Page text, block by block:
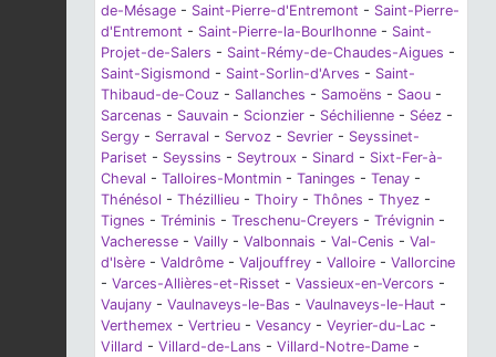
de-Mésage - Saint-Pierre-d'Entremont - Saint-Pierre-
d'Entremont - Saint-Pierre-la-Bourlhonne - Saint-
Projet-de-Salers - Saint-Rémy-de-Chaudes-Aigues -
Saint-Sigismond - Saint-Sorlin-d'Arves - Saint-
Thibaud-de-Couz - Sallanches - Samoëns - Saou -
Sarcenas - Sauvain - Scionzier - Séchilienne - Séez -
Sergy - Serraval - Servoz - Sevrier - Seyssinet-
Pariset - Seyssins - Seytroux - Sinard - Sixt-Fer-à-
Cheval - Talloires-Montmin - Taninges - Tenay -
Thénésol - Thézillieu - Thoiry - Thônes - Thyez -
Tignes - Tréminis - Treschenu-Creyers - Trévignin -
Vacheresse - Vailly - Valbonnais - Val-Cenis - Val-
d'Isère - Valdrôme - Valjouffrey - Valloire - Vallorcine
- Varces-Allières-et-Risset - Vassieux-en-Vercors -
Vaujany - Vaulnaveys-le-Bas - Vaulnaveys-le-Haut -
Verthemex - Vertrieu - Vesancy - Veyrier-du-Lac -
Villard - Villard-de-Lans - Villard-Notre-Dame -